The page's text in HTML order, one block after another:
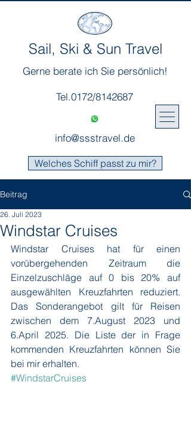
Sail, Ski & Sun Travel
Gerne berate ich Sie persönlich!
Tel.0172/8142687
info@ssstravel.de
Welches Schiff passt zu mir?
Beitrag
Windstar Cruises
26. Juli 2023
Windstar Cruises hat für einen
vorübergehenden Zeitraum die
Einzelzuschläge auf 0 bis 20% auf
ausgewählten Kreuzfahrten reduziert.
Das Sonderangebot gilt für Reisen
zwischen dem 7.August 2023 und
6.April 2025. Die Liste der in Frage
kommenden Kreuzfahrten können Sie
bei mir erhalten.
#WindstarCruises